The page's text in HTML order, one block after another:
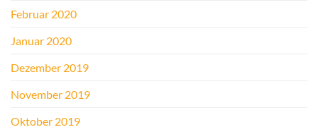
Februar 2020
Januar 2020
Dezember 2019
November 2019
Oktober 2019